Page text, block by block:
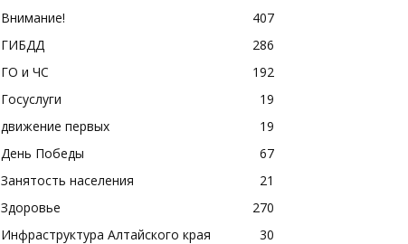
Внимание!
407
ГИБДД
286
ГО и ЧС
192
Госуслуги
19
движение первых
19
День Победы
67
Занятость населения
21
Здоровье
270
Инфраструктура Алтайского края
30